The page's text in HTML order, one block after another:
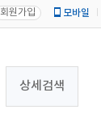
회원가입 모바일
상세검색